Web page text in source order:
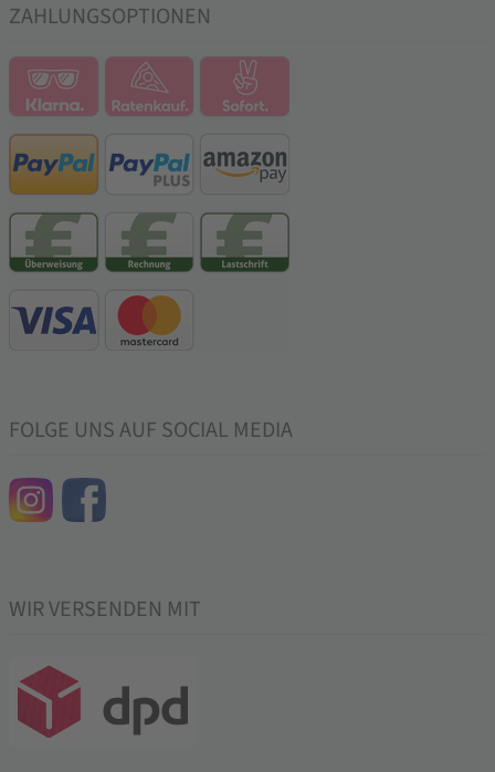
ZAHLUNGSOPTIONEN
FOLGE UNS AUF SOCIAL MEDIA
WIR VERSENDEN MIT